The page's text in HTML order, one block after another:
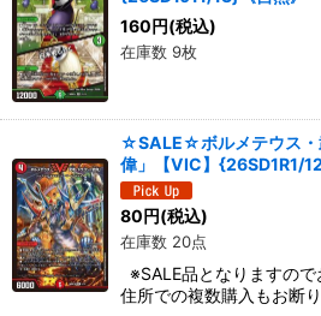
160円(税込)
在庫数 9枚
☆SALE☆ボルメテウス・
偉」【VIC】{26SD1R1/
80 円(税込)
在庫数 20点
※SALE品となりますの
住所での複数購入もお断